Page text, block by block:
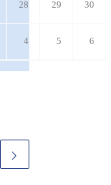
août 2026
2828 août 2026
2929 août 2026
3030
2026
septembre 2026
44 septembre 2026
55 septembre
66